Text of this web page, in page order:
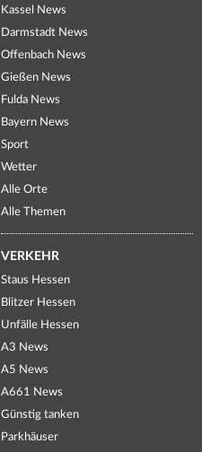
Kassel News
Darmstadt News
Offenbach News
Gießen News
Fulda News
Bayern News
Sport
Wetter
Alle Orte
Alle Themen
VERKEHR
Staus Hessen
Blitzer Hessen
Unfälle Hessen
A3 News
A5 News
A661 News
Günstig tanken
Parkhäuser